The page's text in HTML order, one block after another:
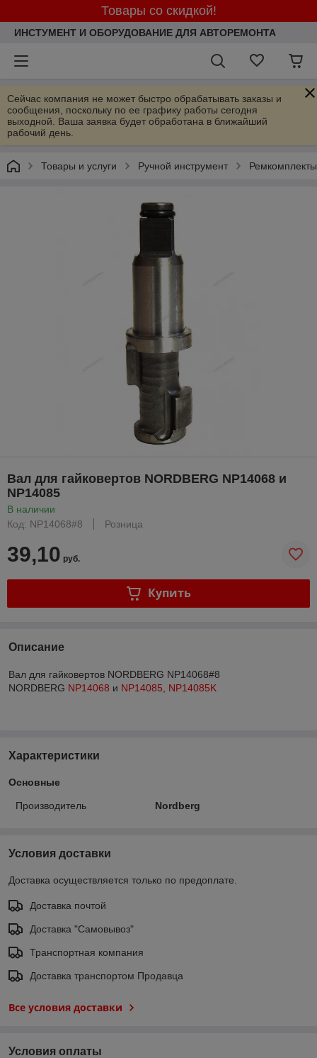
Товары со скидкой!
ИНСТУМЕНТ И ОБОРУДОВАНИЕ ДЛЯ АВТОРЕМОНТА
Сейчас компания не может быстро обрабатывать заказы и
сообщения, поскольку по ее графику работы сегодня
выходной. Ваша заявка будет обработана в ближайший
рабочий день.
Товары и услуги Ручной инструмент
Вал для гайковертов NORDBERG NP14068 и
NP14085
В наличии
Код: NP14068#8
Розница
39,10 руб.
Купить
Описание
Вал для гайковертов NORDBERG NP14068#8
NORDBERG NP14068 и NP14085 NP14085K
Характеристики
Основные
Производитель Nordberg
Условия доставки
Доставка осуществляется только по предоплате.
Доставка почтой
Доставка "Самовывоз"
Транспортная компания
Доставка транспортом Продавца
Все условия доставки
Условия оплаты